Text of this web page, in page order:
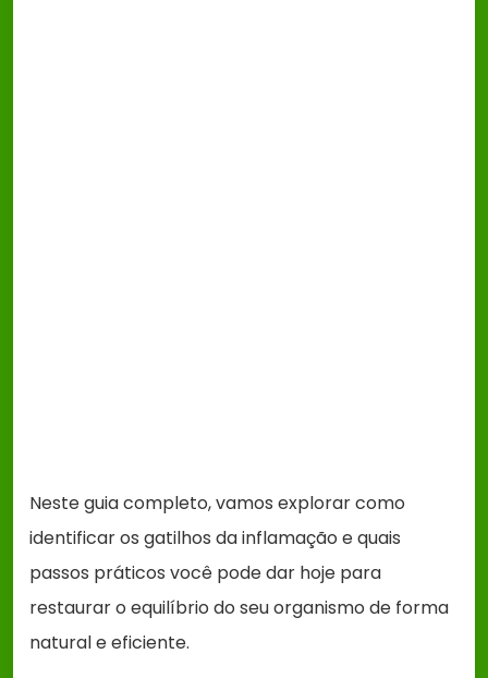
Neste guia completo, vamos explorar como
identificar os gatilhos da inflamação e quais
passos práticos você pode dar hoje para
restaurar o equilíbrio do seu organismo de forma
natural e eficiente.